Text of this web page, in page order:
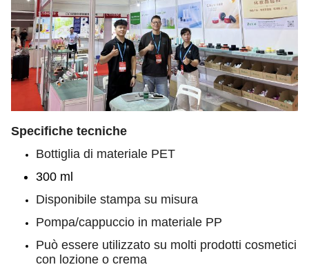
Specifiche tecniche
Bottiglia di materiale PET
300 ml
Disponibile stampa su misura
Pompa/cappuccio in materiale PP
Può essere utilizzato su molti prodotti cosmetici
con lozione o crema